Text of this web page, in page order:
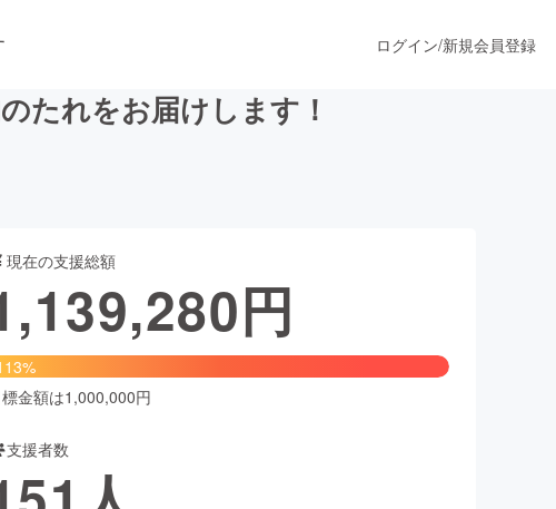
ンス
ファッション
ルスケア
ログイン/新規会員登録
たれをお届けします！
現在の支援総額
円
標金額は1,000,000円
支援者数